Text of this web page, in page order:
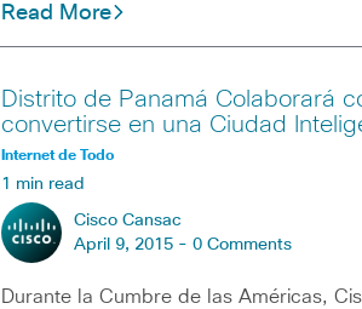
Read More
Distrito de Panamá Colaborará
convertirse en una Ciudad
Internet de Todo
1 min read
Cisco Cansac
April 9, 2015 - 0 Comments
Durante la Cumbre de las Américas,